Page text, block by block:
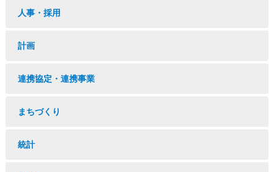
人事・採用
計画
連携協定・連携事業
まちづくり
統計